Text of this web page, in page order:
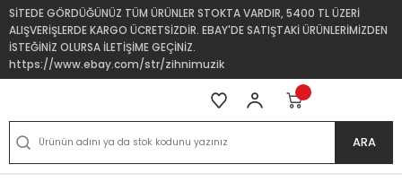
SİTEDE GÖRDÜĞÜNÜZ TÜM ÜRÜNLER STOKTA VARDIR, 5400 TL ÜZERİ
ALIŞVERİŞLERDE KARGO ÜCRETSİZDİR. EBAY'DE SATIŞTAKİ ÜRÜNLERİMİZDEN
İSTEĞİNİZ OLURSA İLETİŞİME GEÇİNİZ.
https://www.ebay.com/str/zihnimuzik
ARA